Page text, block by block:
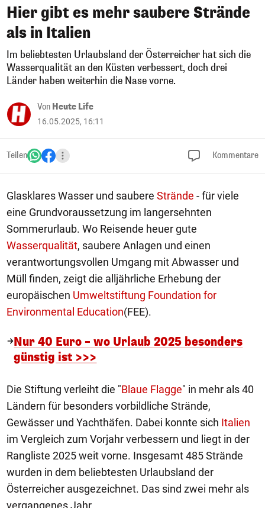
Hier gibt es mehr saubere Strände
als in Italien
Im beliebtesten Urlaubsland der Österreicher hat sich die
Wasserqualität an den Küsten verbessert, doch drei
Länder haben weiterhin die Nase vorne.
Von Heute Life
16.05.2025, 16:11
Teilen Kommentare
Glasklares Wasser und saubere Strände - für viele
eine Grundvoraussetzung im langersehnten
Sommerurlaub. Wo Reisende heuer gute
Wasserqualität, saubere Anlagen und einen
verantwortungsvollen Umgang mit Abwasser und
Müll finden, zeigt die alljährliche Erhebung der
europäischen Umweltstiftung Foundation for
Environmental Education(FEE).
Nur 40 Euro – wo Urlaub 2025 besonders
günstig ist >>>
Die Stiftung verleiht die "Blaue Flagge" in mehr als 40
Ländern für besonders vorbildliche Strände,
Gewässer und Yachthäfen. Dabei konnte sich Italien
im Vergleich zum Vorjahr verbessern und liegt in der
Rangliste 2025 weit vorne. Insgesamt 485 Strände
wurden in dem beliebtesten Urlaubsland der
Österreicher ausgezeichnet. Das sind zwei mehr als
vergangenes Jahr.